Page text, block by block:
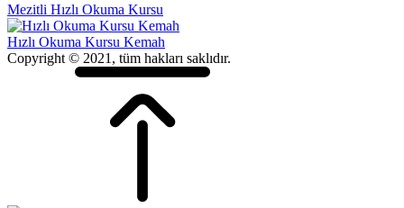
Mezitli Hızlı Okuma Kursu
Hızlı Okuma Kursu Kemah
Copyright © 2021, tüm hakları saklıdır.